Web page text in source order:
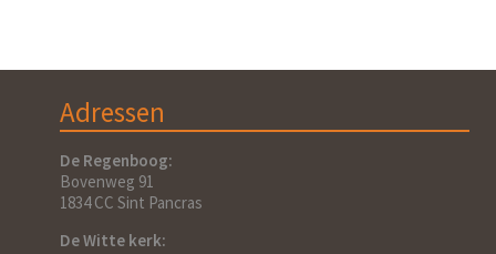
Adressen
De Regenboog:
Bovenweg 91
1834 CC Sint Pancras
De Witte kerk: